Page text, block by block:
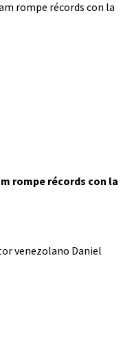
rompe récords con la